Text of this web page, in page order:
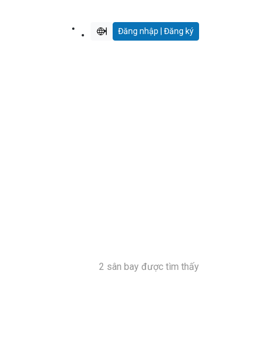
| Đăng nhập | Đăng ký
2 sân bay được tìm thấy